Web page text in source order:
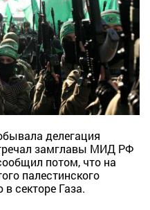
делегация
замглавы МИД РФ
потом, что на
палестинского
секторе Газа.